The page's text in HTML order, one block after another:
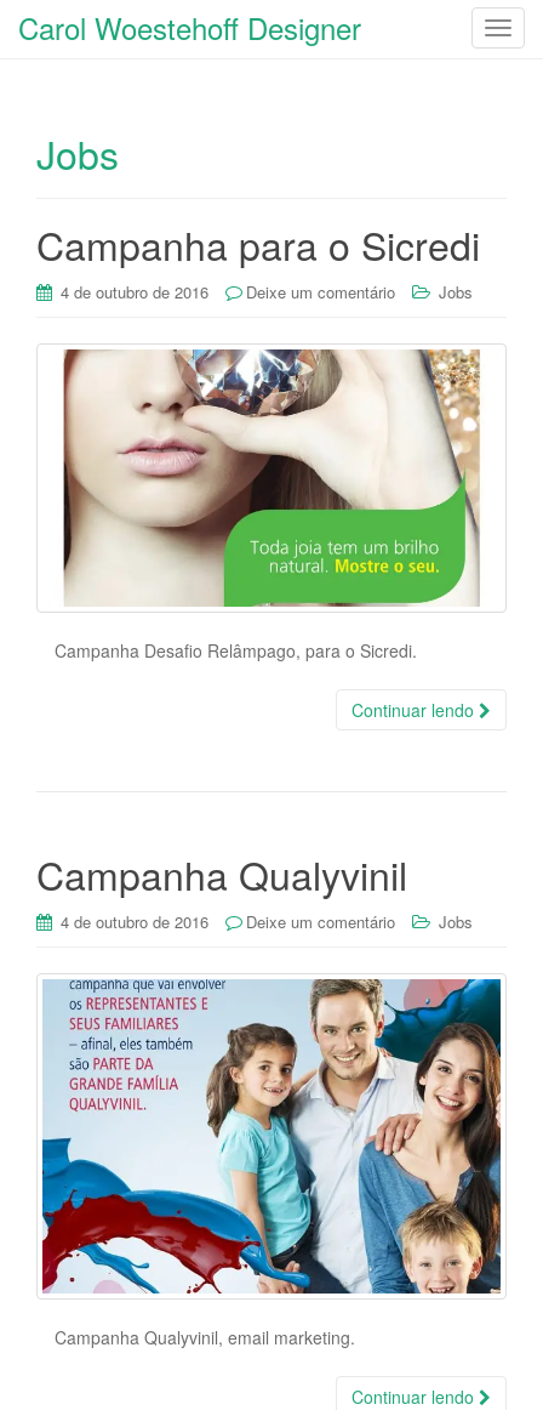
T
a
Carol Woestehoff Designer
Jobs
Campanha para o Sicredi
4 de outubro de 2016 Deixe um comentário Jobs
Campanha Desafio Relâmpago, para o Sicredi.
Continuar lendo
Campanha Qualyvinil
4 de outubro de 2016 Deixe um comentário Jobs
Campanha Qualyvinil, email marketing.
Continuar lendo